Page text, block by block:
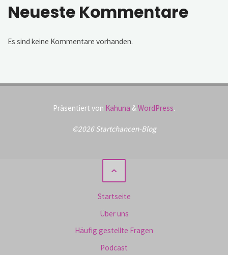
Neueste Kommentare
Es sind keine Kommentare vorhanden.
Präsentiert von Kahuna &WordPress.
©2026 Startchancen-Blog
Startseite
Über uns
Häufig gestellte Fragen
Podcast